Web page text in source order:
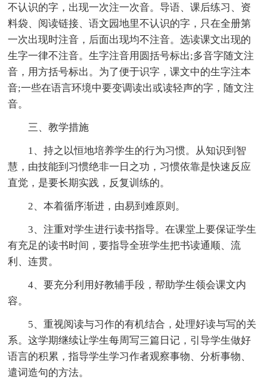
不认识的字，出现一次注一次音。导语、课后练习、资
料袋、阅读链接、语文园地里不认识的字，只在全册第
一次出现时注音，后面出现均不注音。选读课文出现的
生字一律不注音。生字注音用圆括号标出;多音字随文注
音，用方括号标出。为了便于识字，课文中的生字注本
音;一些在语言环境中要变调读出或读轻声的字，随文注
音。
三、教学措施
1、持之以恒地培养学生的行为习惯。从知识到智
慧，由技能到习惯绝非一日之功，习惯依靠是快速反应
直觉，是要长期实践，反复训练的。
2、本着循序渐进，由易到难原则。
3、注重对学生进行读书指导。在课堂上要保证学生
有充足的读书时间，要指导全班学生把书读通顺、流
利、连贯。
4、要充分利用好教辅手段，帮助学生领会课文内
容。
5、重视阅读与习作的有机结合，处理好读与写的关
系。这学期继续让学生每周写三篇日记，引导学生做好
语言的积累，指导学生学习作者观察事物、分析事物、
遣词造句的方法。